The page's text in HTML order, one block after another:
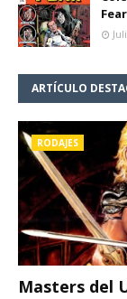
ARTÍCULO
RODAJES
Masters del